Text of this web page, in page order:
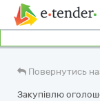
Повернутись
Закупівлю